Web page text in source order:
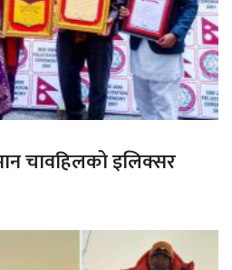
चावहिलको इलिक्सर